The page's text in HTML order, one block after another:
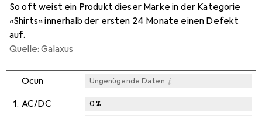
So oft weist ein Produkt dieser Marke in der Kategorie
«Shirts» innerhalb der ersten 24 Monate einen Defekt
auf.
Quelle: Galaxus
Ocun Ungenügende Daten i
1. AC/DC 0%